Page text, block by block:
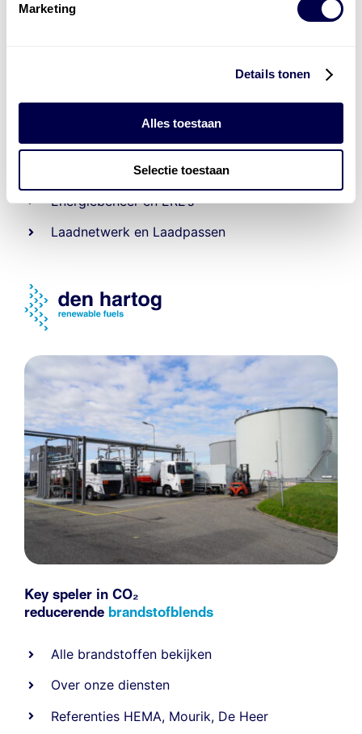
Marketing
Details tonen
Alles toestaan
Selectie toestaan
accu oplossingen
Installatie van laadinfra en accu’s
EnergiebeheerenERE’s
Laadnetwerk en Laadpassen
Key speler in CO₂
reducerende brandstofblends
Alle brandstoffen bekijken
Over onze diensten
Referenties HEMA, Mourik, De Heer